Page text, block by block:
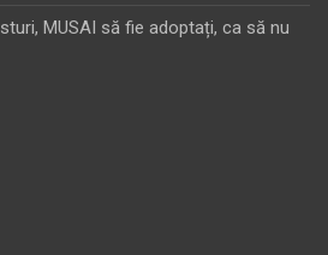
MUSAI să fie adoptați, ca să nu